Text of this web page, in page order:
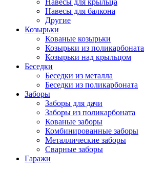
Навесы для крыльца
Навесы для балкона
Другие
Козырьки
Кованые козырьки
Козырьки из поликарбоната
Козырьки над крыльцом
Беседки
Беседки из металла
Беседки из поликарбоната
Заборы
Заборы для дачи
Заборы из поликарбоната
Кованые заборы
Комбинированные заборы
Металлические заборы
Сварные заборы
Гаражи